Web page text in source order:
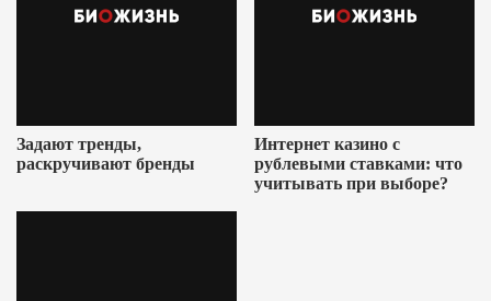
Задают тренды,
раскручивают бренды
Интернет казино с
рублевыми ставками: что
учитывать при выборе?